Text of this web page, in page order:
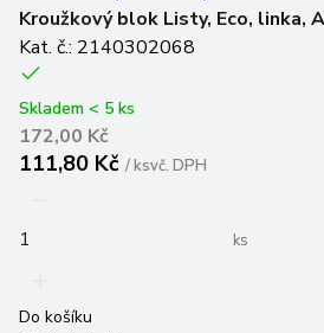
Kroužkový blok Listy, Eco, linka,
Kat. č.: 2140302068
Skladem < 5 ks
172,00 Kč
111,80 Kč /ksvč. DPH
ks
Do košíku